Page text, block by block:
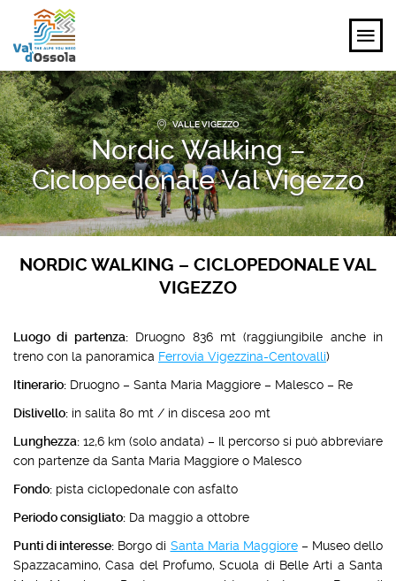
SCOPRI
VIVI
PIANIFICA
EVENTI E ISPIRAZIONI
VALLE VIGEZZO
Nordic Walking –
Ciclopedonale Val Vigezzo
NORDIC WALKING – CICLOPEDONALE VAL
VIGEZZO
Luogo di partenza:Druogno 836 mt (raggiungibile anche in
treno con la panoramica Ferrovia Vigezzina-Centovalli)
Itinerario: Druogno – Santa Maria Maggiore – Malesco – Re
Dislivello: in salita 80 mt / in discesa 200 mt
Lunghezza: 12,6 km (solo andata) – Il percorso si può abbreviare
con partenze da Santa Maria Maggiore o Malesco
Fondo: pista ciclopedonale con asfalto
Periodo consigliato: Da maggio a ottobre
Punti di interesse: Borgo di Santa Maria Maggiore– Museo dello
Spazzacamino, Casa del Profumo, Scuola di Belle Arti a Santa